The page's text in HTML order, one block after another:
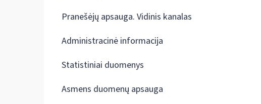
Pranešėjų apsauga. Vidinis kanalas
Administracinė informacija
Statistiniai duomenys
Asmens duomenų apsauga